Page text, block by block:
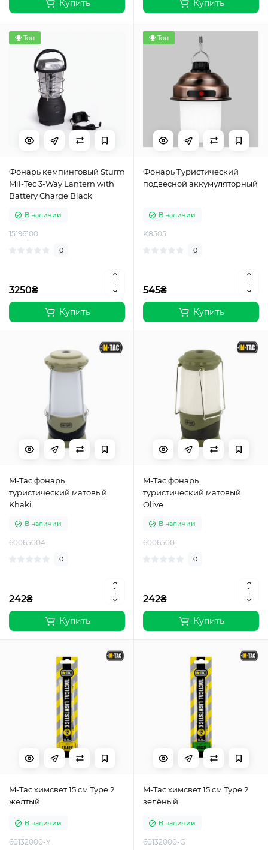
Купить Купить
Топ
Фонарь кемпинговый Sturm
Mil-Tec 3-Way Lantern with
Battery Charge Black
В наличии
15196100
0
3250₴
Купить
Топ
Фонарь Туристический
подвесной аккумуляторный
В наличии
K8505
0
545₴
Купить
M-Tac фонарь
туристический матовый
Khaki
В наличии
60065004
0
242₴
Купить
M-Tac фонарь
туристический матовый
Olive
В наличии
60065001
0
242₴
Купить
M-Tac химсвет 15 см Type 2
желтый
В наличии
60132000-Y
M-Tac химсвет 15 см Type 2
зелёный
В наличии
60132000-G